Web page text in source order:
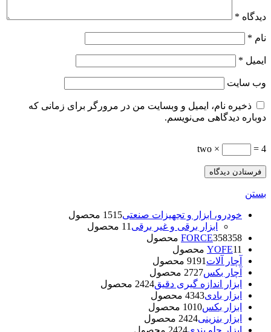
دیدگاه *
نام *
ایمیل *
وب‌ سایت
ذخیره نام، ایمیل و وبسایت من در مرورگر برای زمانی که
دوباره دیدگاهی می‌نویسم.
two × = 4
بستن
خودرو، ابزار و تجهیزات صنعتی 1515 محصول
ابزار برقی و غیر برقی
1 1 محصول
FORCE358358 محصول
YOFE11 محصول
آچار آلات
9191 محصول
آچار بکس
2727 محصول
ابزار اندازه گیری دقیق
2424 محصول
ابزار بادی
4343 محصول
ابزار بکس
1010 محصول
ابزار بنزینی
2424 محصول